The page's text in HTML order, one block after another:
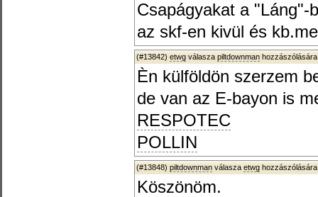
Csapágyakat a "Láng"-
az skf-en kivül és
(#13842) etwg válasza piltdownman
Èn külföldön szerzem
de van az E-bayon is
RESPOTEC
POLLIN
(#13848) piltdownman válasza etwg
Köszönöm.